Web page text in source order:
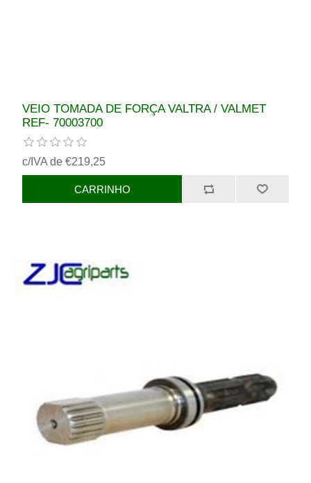
VEIO TOMADA DE FORÇA VALTRA / VALMET
REF- 70003700
c/IVA de €219,25